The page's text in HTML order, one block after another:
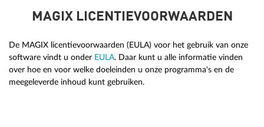
MAGIX LICENTIEVOORWAARDEN
De MAGIX licentievoorwaarden (EULA) voor het gebruik van onze
software vindt u onder EULA. Daar kunt u alle informatie vinden
over hoe en voor welke doeleinden u onze programma's en de
meegeleverde inhoud kunt gebruiken.